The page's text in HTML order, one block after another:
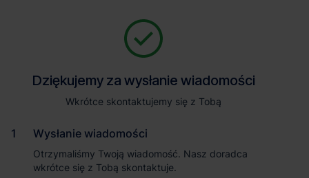
Dziękujemy za wysłanie wiadomości
Wkrótce skontaktujemy się z Tobą
Wysłanie wiadomości
Otrzymaliśmy Twoją wiadomość. Nasz doradca
wkrótce się z Tobą skontaktuje.
Jesteśmy tu, żeby Ci pomóc. Niezależnie od tego, na jakim etapie
pomożemy Ci wybrać najlepszą ofertę. Napisz do nas!
Imię i nazwisko
Dziękujemy za wysłanie wiadomości
Wkrótce skontaktujemy się z Tobą
Wysłanie wiadomości
Otrzymaliśmy Twoją wiadomość. Nasz doradca
wkrótce się z Tobą skontaktuje.